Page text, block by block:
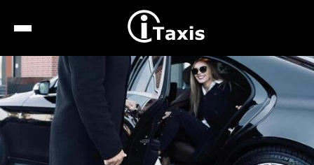
Recherche
Calcul de tarif
Taxis conventionnés
Espace pro